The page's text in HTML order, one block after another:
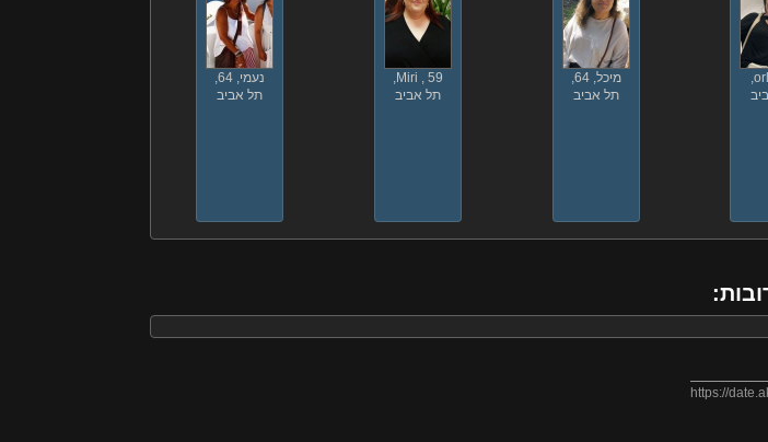
מיכל, 64,
תל אביב
Miri , 59,
תל אביב
נעמי, 64,
תל אביב
https://